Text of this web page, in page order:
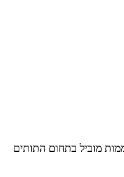
מוביל בתחום התותים